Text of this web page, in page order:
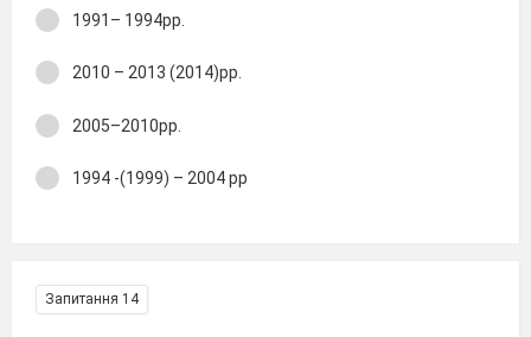
1991– 1994рр.
2010 – 2013 (2014)рр.
2005–2010рр.
1994 -(1999) – 2004 рр
Запитання 14